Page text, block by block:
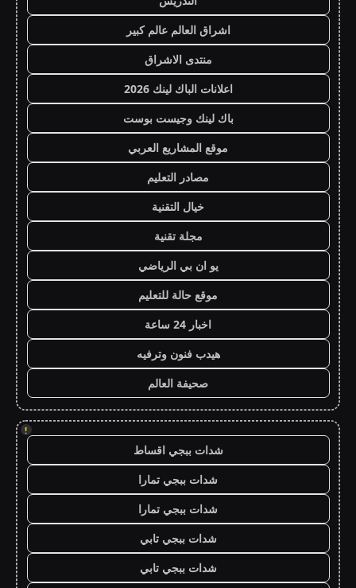
اشراق العالم عالم كبير
منتدى الاشراق
اعلانات الباك لينك 2026
باك لينك وجيست بوست
موقع المشاريع العربي
مصادر التعليم
خيال التقنية
مجلة تقنية
يو ان بي الرياضي
موقع حالة للتعليم
اخبار 24 ساعة
هيدب فنون وترفيه
صحيفة العالم
!
شدات ببجي اقساط
شدات ببجي تمارا
شدات ببجي تمارا
شدات ببجي تابي
شدات ببجي تابي